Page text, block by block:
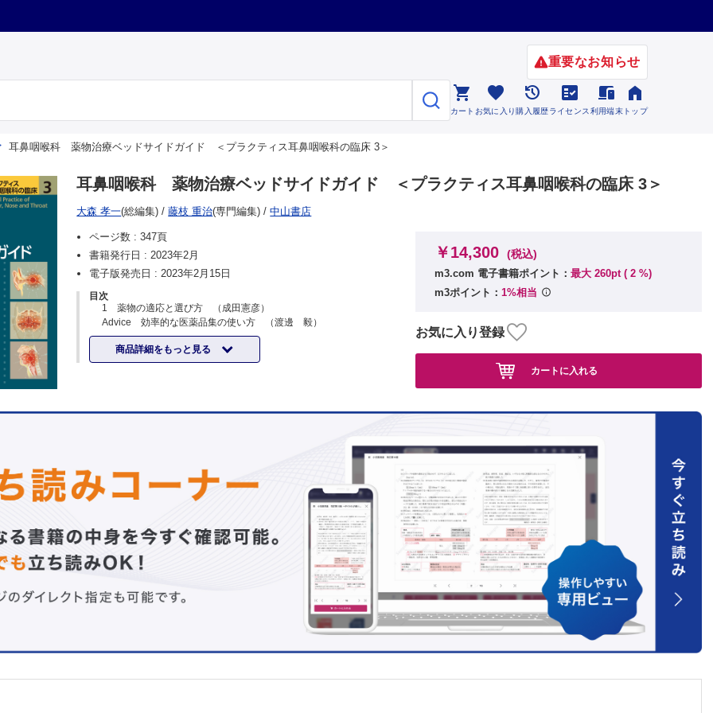
重要なお知らせ

カート

お気に入り

購入履歴

ライセンス

利用端末

トップ
耳鼻咽喉科 薬物治療ベッドサイドガイド ＜プラクティス耳鼻咽喉科の臨床 3＞
耳鼻咽喉科 薬物治療ベッドサイドガイド ＜プラクティス耳鼻咽喉科の臨床 3＞
大森 孝一(総編集) /藤枝 重治(専門編集) /中山書店
ページ数 :347頁
書籍発行日 :2023年2月
電子版発売日 :2023年2月15日
目次
1 薬物の適応と選び方 （成田憲彦）
Advice 効率的な医薬品集の使い方 （渡邊 毅）
2 薬物の有害事象とその対策 （野島知人，野中 学）
3 抗菌薬
適切な抗菌薬の使い方 （酒巻一平）
Pitfall クリンダマイシンの効果的な使い方 （林 達哉）
Pitfall マクロライド少量長期療法 （中丸裕爾）
Pitfall カルボシステインの有効性 （神前英明）
抗ウイルス薬の使い方 （羽藤直人）
Topics コロナウイルスワクチンと治療薬 （酒巻一平）
Advice 顔面神経麻痺にステロイドと抗ウイルス薬の併用が最も有
効なのか （山田武千代）
Advice ヒトパピローマウイルスに対するワクチンと治療薬 （室
現在使用されている抗真菌薬 （鈴木祐輔）
6 ステロイド
商品詳細をもっと見る
￥14,300 (税込)
m3.com 電子書籍ポイント： 最大 260pt ( 2 %)
m3ポイント： 1%相当
お気に入り登録
カートに入れる